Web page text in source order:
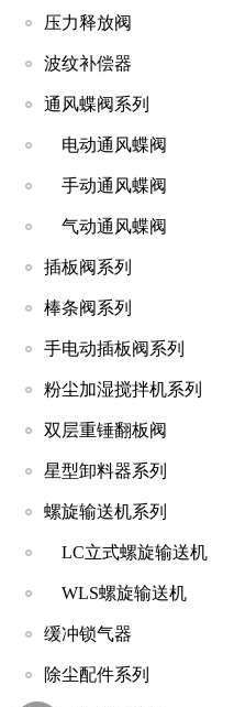
压力释放阀
波纹补偿器
通风蝶阀系列
电动通风蝶阀
手动通风蝶阀
气动通风蝶阀
插板阀系列
棒条阀系列
手电动插板阀系列
粉尘加湿搅拌机系列
双层重锤翻板阀
星型卸料器系列
螺旋输送机系列
LC立式螺旋输送机
WLS螺旋输送机
缓冲锁气器
除尘配件系列